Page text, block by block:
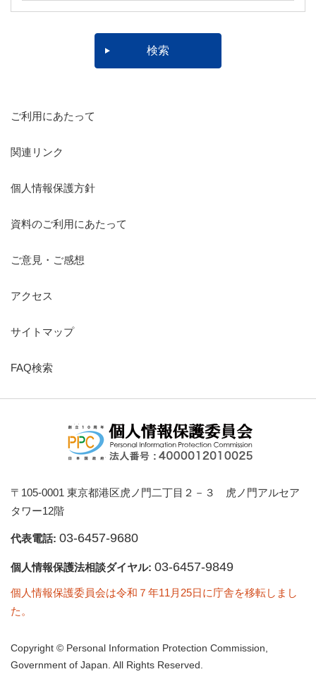
ご利用にあたって
関連リンク
個人情報保護方針
資料のご利用にあたって
ご意見・ご感想
アクセス
サイトマップ
FAQ検索
〒105-0001 東京都港区虎ノ門二丁目２－３ 虎ノ門アルセア
タワー12階
代表電話: 03-6457-9680
個人情報保護法相談ダイヤル: 03-6457-9849
個人情報保護委員会は令和７年11月25日に庁舎を移転しまし
た。
Copyright © Personal Information Protection Commission,
Government of Japan. All Rights Reserved.